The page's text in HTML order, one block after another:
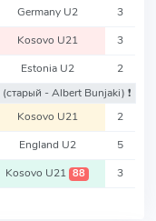
Germany U2 3
Kosovo U21 3
Estonia U2
2
(старый - Albert Bunjaki) ❗️
Kosovo U21 2
England U2 5
Kosovo U21 88 3